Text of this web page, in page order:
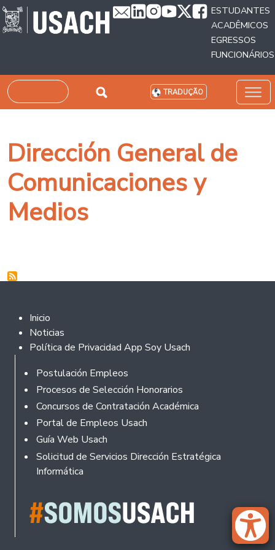
Passar para o conteúdo principal
ESTUDANTES
ACADÊMICOS
EGRESSOS
FUNCIONÁRIOS
Pesquisar TRADUÇÃO
Dirección General de
Comunicaciones y
Medios
Footer 2
Inicio
Noticias
Política de Privacidad App Soy Usach
Rodapé
Postulación Empleos
Procesos de Selección Honorarios
Concursos de Contratación Académica
Portal de Empleos Usach
Guía Web Usach
Solicitud de Servicios Dirección Estratégica
Informática